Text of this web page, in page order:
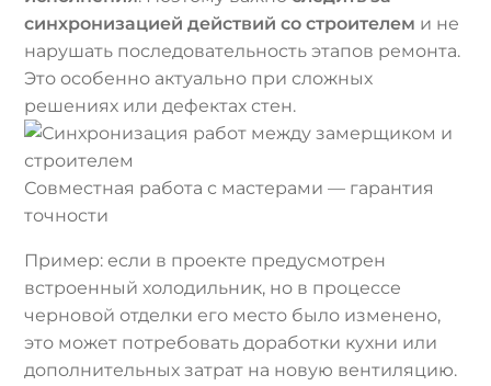
синхронизацией действий со строителем и не
нарушать последовательность этапов ремонта.
Это особенно актуально при сложных
решениях или дефектах стен.
Совместная работа с мастерами — гарантия
точности
Пример: если в проекте предусмотрен
встроенный холодильник, но в процессе
черновой отделки его место было изменено,
это может потребовать доработки кухни или
дополнительных затрат на новую вентиляцию.